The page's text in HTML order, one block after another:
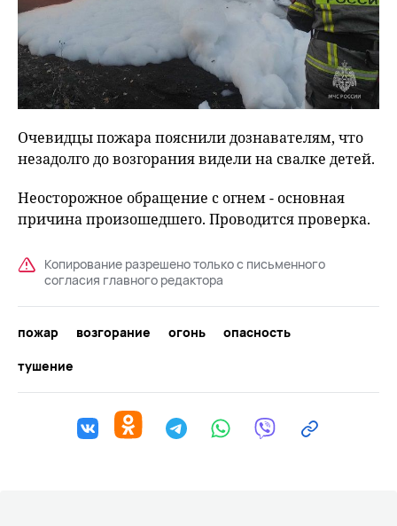
Очевидцы пожара пояснили дознавателям, что
незадолго до возгорания видели на свалке детей.
Неосторожное обращение с огнем - основная
причина произошедшего. Проводится проверка.
Копирование разрешено только с письменного
согласия главного редактора
пожар возгорание огонь
опасность
тушение